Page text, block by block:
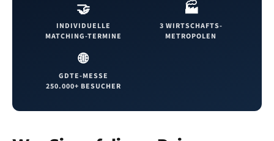
🤝
INDIVIDUELLE
MATCHING-TERMINE
🏭
3 WIRTSCHAFTS-
METROPOLEN
🌐
GDTE-MESSE
250.000+ BESUCHER